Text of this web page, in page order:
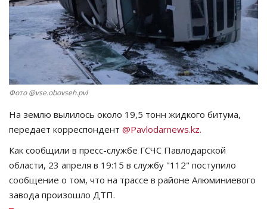
РАЗВЛЕЧЕНИЯ
OFFICIAL
Курултай
Қазақша
Фото @vse.obovseh.pvl
На землю вылилось около 19,5 тонн жидкого битума,
передает корреспондент @Pavlodarnews.kz.
Как сообщили в пресс-службе ГСЧС Павлодарской
области, 23 апреля в 19:15 в службу "112" поступило
сообщение о том, что на трассе в районе Алюминиевого
завода произошло ДТП.